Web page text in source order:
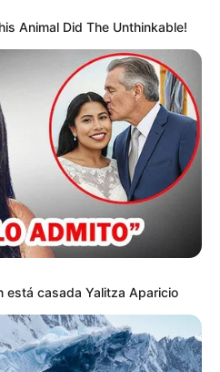
parques que estarán sin agua
Parque Deportivo El Salitre.
Parque de los Novios.
Complejo Acuático.
Plaza de Artesanos.
Animal Did The Unthinkable!
está casada Yalitza Aparicio